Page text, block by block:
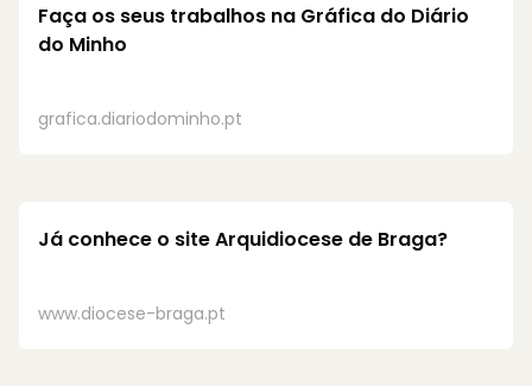
Faça os seus trabalhos na Gráfica do Diário
do Minho
grafica.diariodominho.pt
Já conhece o siteArquidiocese de Braga?
www.diocese-braga.pt